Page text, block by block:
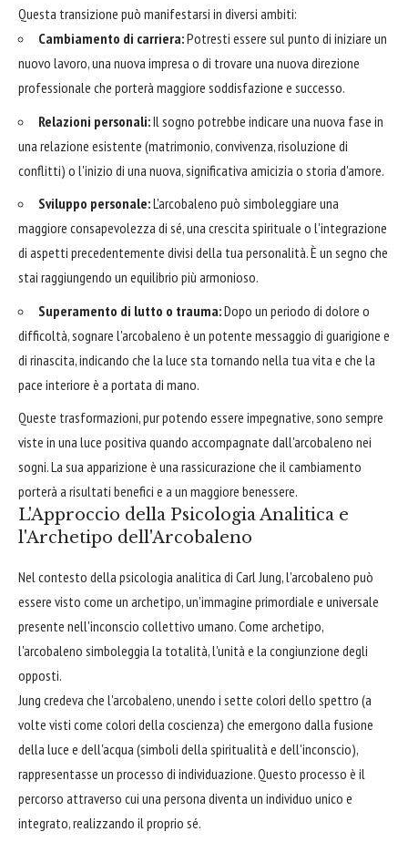
Questa transizione può manifestarsi in diversi ambiti:
Cambiamento di carriera:Potresti essere sul punto di iniziare un
nuovo lavoro, una nuova impresa o di trovare una nuova direzione
professionale che porterà maggiore soddisfazione e successo.
Relazioni personali:Il sogno potrebbe indicare una nuova fase in
una relazione esistente (matrimonio, convivenza, risoluzione di
conflitti) o l'inizio di una nuova, significativa amicizia o storia d'amore.
Sviluppo personale:L'arcobaleno può simboleggiare una
maggiore consapevolezza di sé, una crescita spirituale o l'integrazione
di aspetti precedentemente divisi della tua personalità. È un segno che
stai raggiungendo un equilibrio più armonioso.
Superamento di lutto o trauma:Dopo un periodo di dolore o
difficoltà, sognare l'arcobaleno è un potente messaggio di guarigione e
di rinascita, indicando che la luce sta tornando nella tua vita e che la
pace interiore è a portata di mano.
Queste trasformazioni, pur potendo essere impegnative, sono sempre
viste in una luce positiva quando accompagnate dall'arcobaleno nei
sogni. La sua apparizione è una rassicurazione che il cambiamento
porterà a risultati benefici e a un maggiore benessere.
L'Approccio della Psicologia Analitica e
l'Archetipo dell'Arcobaleno
Nel contesto della psicologia analitica di Carl Jung, l'arcobaleno può
essere visto come un archetipo, un'immagine primordiale e universale
presente nell'inconscio collettivo umano. Come archetipo,
l'arcobaleno simboleggia la totalità, l'unità e la congiunzione degli
opposti.
Jung credeva che l'arcobaleno, unendo i sette colori dello spettro (a
volte visti come colori della coscienza) che emergono dalla fusione
della luce e dell'acqua (simboli della spiritualità e dell'inconscio),
rappresentasse un processo di individuazione. Questo processo è il
percorso attraverso cui una persona diventa un individuo unico e
integrato, realizzando il proprio sé.